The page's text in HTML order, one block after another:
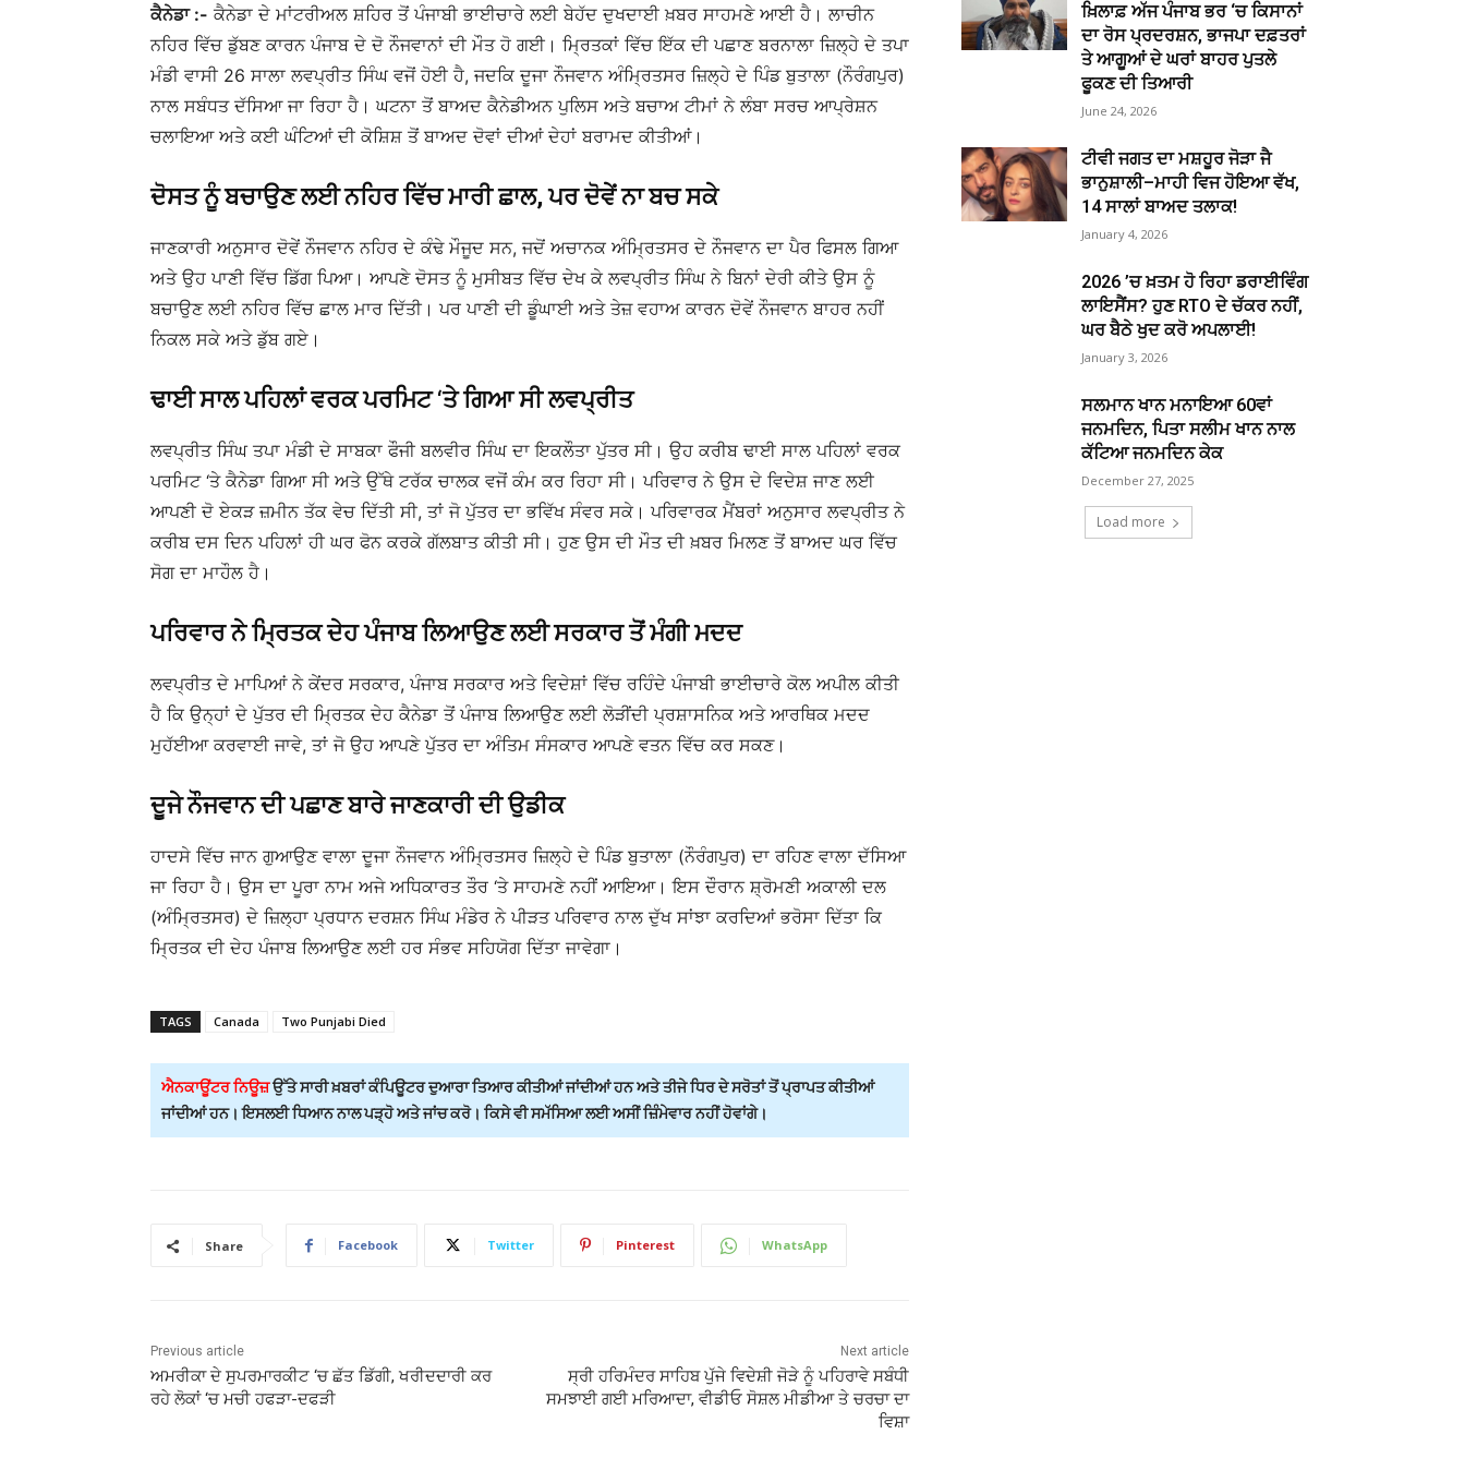
ਕੈਨੇਡਾ :- ਕੈਨੇਡਾ ਦੇ ਮਾਂਟਰੀਅਲ ਸ਼ਹਿਰ ਤੋਂ ਪੰਜਾਬੀ ਭਾਈਚਾਰੇ ਲਈ ਬੇਹੱਦ ਦੁਖਦਾਈ ਖ਼ਬਰ ਸਾਹਮਣੇ ਆਈ ਹੈ। ਲਾਚੀਨ
ਨਹਿਰ ਵਿੱਚ ਡੁੱਬਣ ਕਾਰਨ ਪੰਜਾਬ ਦੇ ਦੋ ਨੌਜਵਾਨਾਂ ਦੀ ਮੌਤ ਹੋ ਗਈ। ਮ੍ਰਿਤਕਾਂ ਵਿੱਚ ਇੱਕ ਦੀ ਪਛਾਣ ਬਰਨਾਲਾ ਜ਼ਿਲ੍ਹੇ ਦੇ ਤਪਾ
ਮੰਡੀ ਵਾਸੀ 26 ਸਾਲਾ ਲਵਪ੍ਰੀਤ ਸਿੰਘ ਵਜੋਂ ਹੋਈ ਹੈ, ਜਦਕਿ ਦੂਜਾ ਨੌਜਵਾਨ ਅੰਮ੍ਰਿਤਸਰ ਜ਼ਿਲ੍ਹੇ ਦੇ ਪਿੰਡ ਬੁਤਾਲਾ (ਨੌਰੰਗਪੁਰ)
ਨਾਲ ਸਬੰਧਤ ਦੱਸਿਆ ਜਾ ਰਿਹਾ ਹੈ। ਘਟਨਾ ਤੋਂ ਬਾਅਦ ਕੈਨੇਡੀਅਨ ਪੁਲਿਸ ਅਤੇ ਬਚਾਅ ਟੀਮਾਂ ਨੇ ਲੰਬਾ ਸਰਚ ਆਪ੍ਰੇਸ਼ਨ
ਚਲਾਇਆ ਅਤੇ ਕਈ ਘੰਟਿਆਂ ਦੀ ਕੋਸ਼ਿਸ਼ ਤੋਂ ਬਾਅਦ ਦੋਵਾਂ ਦੀਆਂ ਦੇਹਾਂ ਬਰਾਮਦ ਕੀਤੀਆਂ।
ਦੋਸਤ ਨੂੰ ਬਚਾਉਣ ਲਈ ਨਹਿਰ ਵਿੱਚ ਮਾਰੀ ਛਾਲ, ਪਰ ਦੋਵੇਂ ਨਾ ਬਚ ਸਕੇ
ਜਾਣਕਾਰੀ ਅਨੁਸਾਰ ਦੋਵੇਂ ਨੌਜਵਾਨ ਨਹਿਰ ਦੇ ਕੰਢੇ ਮੌਜੂਦ ਸਨ, ਜਦੋਂ ਅਚਾਨਕ ਅੰਮ੍ਰਿਤਸਰ ਦੇ ਨੌਜਵਾਨ ਦਾ ਪੈਰ ਫਿਸਲ ਗਿਆ
ਅਤੇ ਉਹ ਪਾਣੀ ਵਿੱਚ ਡਿੱਗ ਪਿਆ। ਆਪਣੇ ਦੋਸਤ ਨੂੰ ਮੁਸੀਬਤ ਵਿੱਚ ਦੇਖ ਕੇ ਲਵਪ੍ਰੀਤ ਸਿੰਘ ਨੇ ਬਿਨਾਂ ਦੇਰੀ ਕੀਤੇ ਉਸ ਨੂੰ
ਬਚਾਉਣ ਲਈ ਨਹਿਰ ਵਿੱਚ ਛਾਲ ਮਾਰ ਦਿੱਤੀ। ਪਰ ਪਾਣੀ ਦੀ ਡੂੰਘਾਈ ਅਤੇ ਤੇਜ਼ ਵਹਾਅ ਕਾਰਨ ਦੋਵੇਂ ਨੌਜਵਾਨ ਬਾਹਰ ਨਹੀਂ
ਨਿਕਲ ਸਕੇ ਅਤੇ ਡੁੱਬ ਗਏ।
ਢਾਈ ਸਾਲ ਪਹਿਲਾਂ ਵਰਕ ਪਰਮਿਟ ‘ਤੇ ਗਿਆ ਸੀ ਲਵਪ੍ਰੀਤ
ਲਵਪ੍ਰੀਤ ਸਿੰਘ ਤਪਾ ਮੰਡੀ ਦੇ ਸਾਬਕਾ ਫੌਜੀ ਬਲਵੀਰ ਸਿੰਘ ਦਾ ਇਕਲੌਤਾ ਪੁੱਤਰ ਸੀ। ਉਹ ਕਰੀਬ ਢਾਈ ਸਾਲ ਪਹਿਲਾਂ ਵਰਕ
ਪਰਮਿਟ ‘ਤੇ ਕੈਨੇਡਾ ਗਿਆ ਸੀ ਅਤੇ ਉੱਥੇ ਟਰੱਕ ਚਾਲਕ ਵਜੋਂ ਕੰਮ ਕਰ ਰਿਹਾ ਸੀ। ਪਰਿਵਾਰ ਨੇ ਉਸ ਦੇ ਵਿਦੇਸ਼ ਜਾਣ ਲਈ
ਆਪਣੀ ਦੋ ਏਕੜ ਜ਼ਮੀਨ ਤੱਕ ਵੇਚ ਦਿੱਤੀ ਸੀ, ਤਾਂ ਜੋ ਪੁੱਤਰ ਦਾ ਭਵਿੱਖ ਸੰਵਰ ਸਕੇ। ਪਰਿਵਾਰਕ ਮੈਂਬਰਾਂ ਅਨੁਸਾਰ ਲਵਪ੍ਰੀਤ ਨੇ
ਕਰੀਬ ਦਸ ਦਿਨ ਪਹਿਲਾਂ ਹੀ ਘਰ ਫੋਨ ਕਰਕੇ ਗੱਲਬਾਤ ਕੀਤੀ ਸੀ। ਹੁਣ ਉਸ ਦੀ ਮੌਤ ਦੀ ਖ਼ਬਰ ਮਿਲਣ ਤੋਂ ਬਾਅਦ ਘਰ ਵਿੱਚ
ਸੋਗ ਦਾ ਮਾਹੌਲ ਹੈ।
ਪਰਿਵਾਰ ਨੇ ਮ੍ਰਿਤਕ ਦੇਹ ਪੰਜਾਬ ਲਿਆਉਣ ਲਈ ਸਰਕਾਰ ਤੋਂ ਮੰਗੀ ਮਦਦ
ਲਵਪ੍ਰੀਤ ਦੇ ਮਾਪਿਆਂ ਨੇ ਕੇਂਦਰ ਸਰਕਾਰ, ਪੰਜਾਬ ਸਰਕਾਰ ਅਤੇ ਵਿਦੇਸ਼ਾਂ ਵਿੱਚ ਰਹਿੰਦੇ ਪੰਜਾਬੀ ਭਾਈਚਾਰੇ ਕੋਲ ਅਪੀਲ ਕੀਤੀ
ਹੈ ਕਿ ਉਨ੍ਹਾਂ ਦੇ ਪੁੱਤਰ ਦੀ ਮ੍ਰਿਤਕ ਦੇਹ ਕੈਨੇਡਾ ਤੋਂ ਪੰਜਾਬ ਲਿਆਉਣ ਲਈ ਲੋੜੀਂਦੀ ਪ੍ਰਸ਼ਾਸਨਿਕ ਅਤੇ ਆਰਥਿਕ ਮਦਦ
ਮੁਹੱਈਆ ਕਰਵਾਈ ਜਾਵੇ, ਤਾਂ ਜੋ ਉਹ ਆਪਣੇ ਪੁੱਤਰ ਦਾ ਅੰਤਿਮ ਸੰਸਕਾਰ ਆਪਣੇ ਵਤਨ ਵਿੱਚ ਕਰ ਸਕਣ।
ਦੂਜੇ ਨੌਜਵਾਨ ਦੀ ਪਛਾਣ ਬਾਰੇ ਜਾਣਕਾਰੀ ਦੀ ਉਡੀਕ
ਹਾਦਸੇ ਵਿੱਚ ਜਾਨ ਗੁਆਉਣ ਵਾਲਾ ਦੂਜਾ ਨੌਜਵਾਨ ਅੰਮ੍ਰਿਤਸਰ ਜ਼ਿਲ੍ਹੇ ਦੇ ਪਿੰਡ ਬੁਤਾਲਾ (ਨੌਰੰਗਪੁਰ) ਦਾ ਰਹਿਣ ਵਾਲਾ ਦੱਸਿਆ
ਜਾ ਰਿਹਾ ਹੈ। ਉਸ ਦਾ ਪੂਰਾ ਨਾਮ ਅਜੇ ਅਧਿਕਾਰਤ ਤੌਰ ‘ਤੇ ਸਾਹਮਣੇ ਨਹੀਂ ਆਇਆ। ਇਸ ਦੌਰਾਨ ਸ਼੍ਰੋਮਣੀ ਅਕਾਲੀ ਦਲ
(ਅੰਮ੍ਰਿਤਸਰ) ਦੇ ਜ਼ਿਲ੍ਹਾ ਪ੍ਰਧਾਨ ਦਰਸ਼ਨ ਸਿੰਘ ਮੰਡੇਰ ਨੇ ਪੀੜਤ ਪਰਿਵਾਰ ਨਾਲ ਦੁੱਖ ਸਾਂਝਾ ਕਰਦਿਆਂ ਭਰੋਸਾ ਦਿੱਤਾ ਕਿ
ਮ੍ਰਿਤਕ ਦੀ ਦੇਹ ਪੰਜਾਬ ਲਿਆਉਣ ਲਈ ਹਰ ਸੰਭਵ ਸਹਿਯੋਗ ਦਿੱਤਾ ਜਾਵੇਗਾ।
TAGS Canada Two Punjabi Died
ਐਨਕਾਊਂਟਰ ਨਿਊਜ਼ਉੱਤੇ ਸਾਰੀ ਖ਼ਬਰਾਂ ਕੰਪਿਊਟਰ ਦੁਆਰਾ ਤਿਆਰ ਕੀਤੀਆਂ ਜਾਂਦੀਆਂ ਹਨ ਅਤੇ ਤੀਜੇ ਧਿਰ ਦੇ ਸਰੋਤਾਂ ਤੋਂ ਪ੍ਰਾਪਤ ਕੀਤੀਆਂ
ਜਾਂਦੀਆਂ ਹਨ। ਇਸਲਈ ਧਿਆਨ ਨਾਲ ਪੜ੍ਹੋ ਅਤੇ ਜਾਂਚ ਕਰੋ। ਕਿਸੇ ਵੀ ਸਮੱਸਿਆ ਲਈ ਅਸੀਂ ਜ਼ਿੰਮੇਵਾਰ ਨਹੀਂ ਹੋਵਾਂਗੇ।
Share Facebook Twitter Pinterest WhatsApp
Previous article
ਅਮਰੀਕਾ ਦੇ ਸੁਪਰਮਾਰਕੀਟ ‘ਚ ਛੱਤ ਡਿੱਗੀ, ਖਰੀਦਦਾਰੀ ਕਰ
ਰਹੇ ਲੋਕਾਂ ‘ਚ ਮਚੀ ਹਫੜਾ-ਦਫੜੀ
Next article
ਸ੍ਰੀ ਹਰਿਮੰਦਰ ਸਾਹਿਬ ਪੁੱਜੇ ਵਿਦੇਸ਼ੀ ਜੋੜੇ ਨੂੰ ਪਹਿਰਾਵੇ ਸਬੰਧੀ
ਸਮਝਾਈ ਗਈ ਮਰਿਆਦਾ, ਵੀਡੀਓ ਸੋਸ਼ਲ ਮੀਡੀਆ ਤੇ ਚਰਚਾ ਦਾ
ਵਿਸ਼ਾ
ਖ਼ਿਲਾਫ਼ ਅੱਜ ਪੰਜਾਬ ਭਰ ‘ਚ ਕਿਸਾਨਾਂ
ਦਾ ਰੋਸ ਪ੍ਰਦਰਸ਼ਨ, ਭਾਜਪਾ ਦਫ਼ਤਰਾਂ
ਤੇ ਆਗੂਆਂ ਦੇ ਘਰਾਂ ਬਾਹਰ ਪੁਤਲੇ
ਫੂਕਣ ਦੀ ਤਿਆਰੀ
June 24, 2026
ਟੀਵੀ ਜਗਤ ਦਾ ਮਸ਼ਹੂਰ ਜੋੜਾ ਜੈ
ਭਾਨੁਸ਼ਾਲੀ–ਮਾਹੀ ਵਿਜ ਹੋਇਆ ਵੱਖ,
14 ਸਾਲਾਂ ਬਾਅਦ ਤਲਾਕ!
January 4, 2026
2026 ’ਚ ਖ਼ਤਮ ਹੋ ਰਿਹਾ ਡਰਾਈਵਿੰਗ
ਲਾਇਸੈਂਸ? ਹੁਣ RTO ਦੇ ਚੱਕਰ ਨਹੀਂ,
ਘਰ ਬੈਠੇ ਖੁਦ ਕਰੋ ਅਪਲਾਈ!
January 3, 2026
ਸਲਮਾਨ ਖਾਨ ਮਨਾਇਆ 60ਵਾਂ
ਜਨਮਦਿਨ, ਪਿਤਾ ਸਲੀਮ ਖਾਨ ਨਾਲ
ਕੱਟਿਆ ਜਨਮਦਿਨ ਕੇਕ
December 27, 2025
Load more